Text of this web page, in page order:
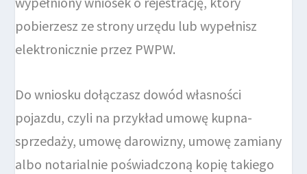
pobierzesz ze strony urzędu lub wypełnisz
elektronicznie przez PWPW.
Do wniosku dołączasz dowód własności
pojazdu, czyli na przykład umowę kupna-
sprzedaży, umowę darowizny, umowę zamiany
albo notarialnie poświadczoną kopię takiego